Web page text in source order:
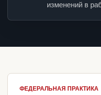
изменений в
ФЕДЕРАЛЬНАЯ ПРАКТИКА